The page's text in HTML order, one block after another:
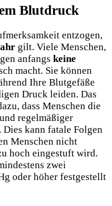
Blutdruck
entzogen,
gilt. Viele Menschen,
anfangs keine
macht. Sie können
Ihre Blutgefäße
Druck leiden. Das
dass Menschen die
regelmäßiger
kann fatale Folgen
Menschen nicht
hoch eingestuft wird.
zwei
oder höher festgestellt